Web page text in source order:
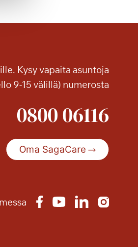
Kysy vapaita asuntoja
9-15 välillä) numerosta
0800 06116
Oma SagaCare